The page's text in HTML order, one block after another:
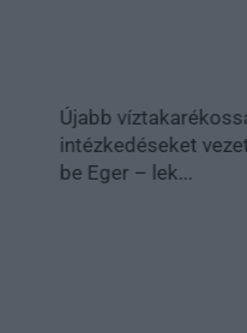
Újabb
intézkedéseket
be Eger – lek...